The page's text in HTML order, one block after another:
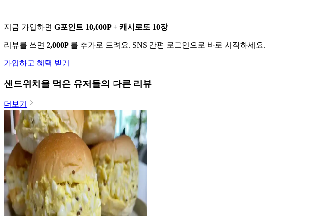
지금 가입하면 G포인트 10,000P + 캐시로또 10장
리뷰를 쓰면 2,000P 를 추가로 드려요. SNS 간편 로그인으로 바로 시작하세요.
가입하고 혜택 받기
샌드위치 을 먹은 유저들의 다른 리뷰
더보기